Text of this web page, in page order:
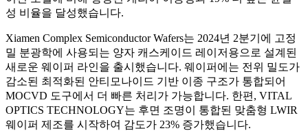
성 비율을 달성했습니다.
Xiamen Complex Semiconductor Wafers는 2024년 2분기에 고정
밀 분광학에 사용되는 양자 캐스케이드 레이저용으로 설계된
새로운 웨이퍼 라인을 출시했습니다. 웨이퍼에는 전위 밀도가
감소된 최적화된 안티모나이드 기반 이종 구조가 통합되어
MOCVD 도구에서 더 빠른 처리가 가능합니다. 한편, VITAL
OPTICS TECHNOLOGY는 후면 조명이 통합된 맞춤형 LWIR
웨이퍼 제조를 시작하여 감도가 23% 증가했습니다.